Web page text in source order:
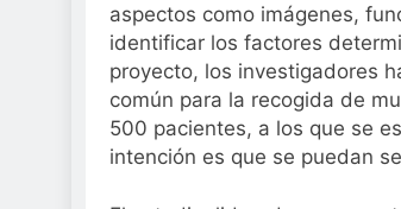
aspectos como imágenes,
identificar los factores
proyecto, los investigadores
común para la recogida de
500 pacientes, a los que se
intención es que se puedan